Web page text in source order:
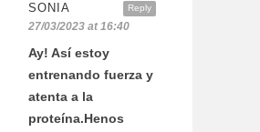
Reply
SONIA
27/03/2023 at 16:40
Ay! Así estoy
entrenando fuerza y
atenta a la
proteína.Henos